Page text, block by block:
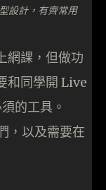
設計，有齊常用
網課，但做功
和同學開 Live
的工具。
，以及需要在